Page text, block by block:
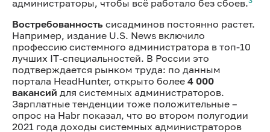
администраторы, чтобы всё работало без сбоев.
Востребованность сисадминов постоянно растет.
Например, издание U.S. News включило
профессию системного администратора в топ-10
лучших IT-специальностей. В России это
подтверждается рынком труда: по данным
портала HeadHunter, открыто более 4 000
вакансий для системных администраторов.
Зарплатные тенденции тоже положительные –
опрос на Habr показал, что во втором полугодии
2021 года доходы системных администраторов